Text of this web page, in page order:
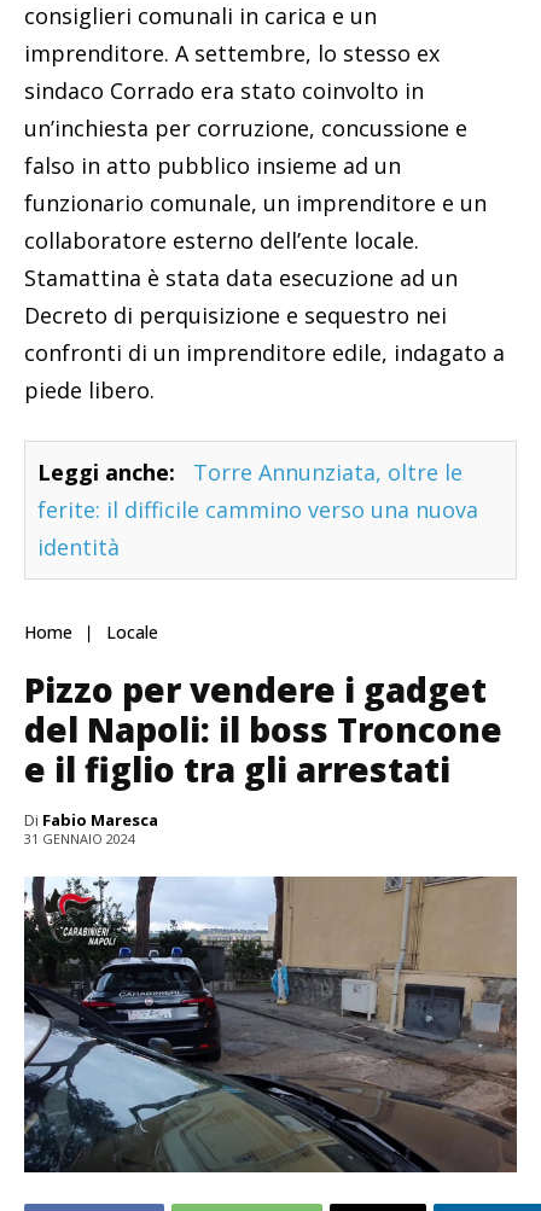
consiglieri comunali in carica e un
imprenditore. A settembre, lo stesso ex
sindaco Corrado era stato coinvolto in
un’inchiesta per corruzione, concussione e
falso in atto pubblico insieme ad un
funzionario comunale, un imprenditore e un
collaboratore esterno dell’ente locale.
Stamattina è stata data esecuzione ad un
Decreto di perquisizione e sequestro nei
confronti di un imprenditore edile, indagato a
piede libero.
Leggi anche:
Torre Annunziata, oltre le
ferite: il difficile cammino verso una nuova
identità
Home Locale
Pizzo per vendere i gadget
del Napoli: il boss Troncone
e il figlio tra gli arrestati
Di Fabio Maresca
31 GENNAIO 2024